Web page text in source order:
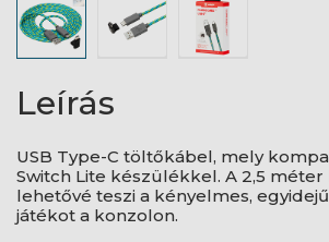
Leírás
USB Type-C töltőkábel, mely
Switch Lite készülékkel. A 2,5
lehetővé teszi a kényelmes,
játékot a konzolon.